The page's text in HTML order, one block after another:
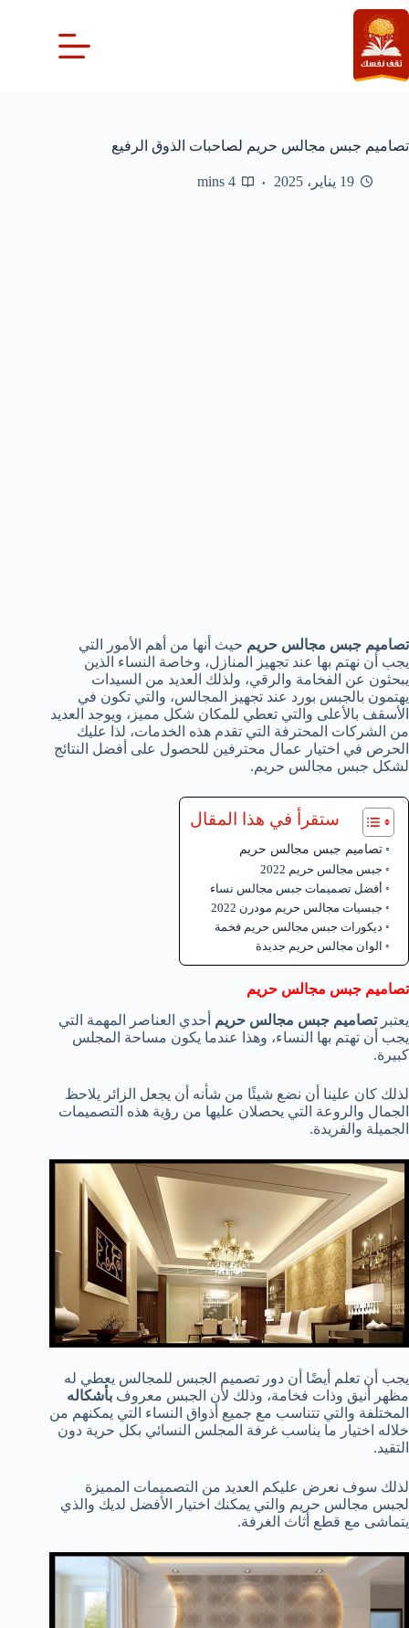
التجاوز
إلى
المحتوى
تصاميم جبس مجالس حريم لصاحبات الذوق الرفيع
19 يناير، 2025 4 mins
تصاميم جبس مجالس حريم حيث أنها من أهم الأمور التي
يجب أن نهتم بها عند تجهيز المنازل، وخاصة النساء الذين
يبحثون عن الفخامة والرقي، ولذلك العديد من السيدات
يهتمون بالجبس بورد عند تجهيز المجالس، والتي تكون في
الأسقف بالأعلى والتي تعطي للمكان شكل مميز، ويوجد العديد
من الشركات المحترفة التي تقدم هذه الخدمات، لذا عليك
الحرص في اختيار عمال محترفين للحصول على أفضل النتائج
لشكل جبس مجالس حريم.
ستقرأ في هذا المقال
تصاميم جبس مجالس حريم
جبس مجالس حريم 2022
أفضل تصميمات جبس مجالس نساء
جبسيات مجالس حريم مودرن 2022
ديكورات جبس مجالس حريم فخمة
الوان مجالس حريم جديدة
تصاميم جبس مجالس حريم
يعتبرتصاميم جبس مجالس حريم أحدي العناصر المهمة التي
يجب أن تهتم بها النساء، وهذا عندما يكون مساحة المجلس
كبيرة.
لذلك كان علينا أن نضع شيئًا من شأنه أن يجعل الزائر يلاحظ
الجمال والروعة التي يحصلان عليها من رؤية هذه التصميمات
الجميلة والفريدة.
يجب أن تعلم أيضًا أن دور تصميم الجبس للمجالس يعطي له
مظهر أنيق وذات فخامة، وذلك لأن الجبس معروف بأشكاله
المختلفة والتي تتناسب مع جميع أذواق النساء التي يمكنهم من
خلاله اختيار ما يناسب غرفة المجلس النسائي بكل حرية دون
التقيد.
لذلك سوف نعرض عليكم العديد من التصميمات المميزة
لجبس مجالس حريم والتي يمكنك اختيار الأفضل لديك والذي
يتماشى مع قطع أثاث الغرفة.